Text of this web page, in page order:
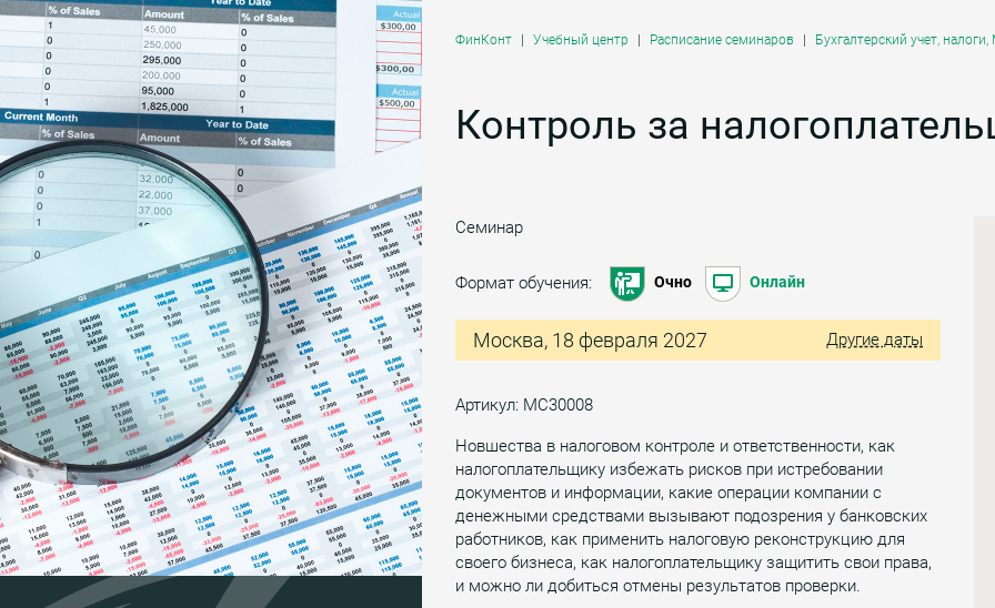
ФинКонт Учебный центр Расписание семинаров Бухгалтерский учет,
Контроль за
Семинар
Формат обучения: Очно Онлайн
Москва, 18 февраля 2027 Другие даты
Артикул: МС30008
Новшества в налоговом контроле и ответственности, как
налогоплательщику избежать рисков при истребовании
документов и информации, какие операции компании с
денежными средствами вызывают подозрения у банковских
работников, как применить налоговую реконструкцию для
своего бизнеса, как налогоплательщику защитить свои права,
и можно ли добиться отмены результатов проверки.